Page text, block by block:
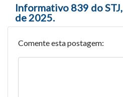
Informativo 839 do
de 2025.
Comente esta postagem: